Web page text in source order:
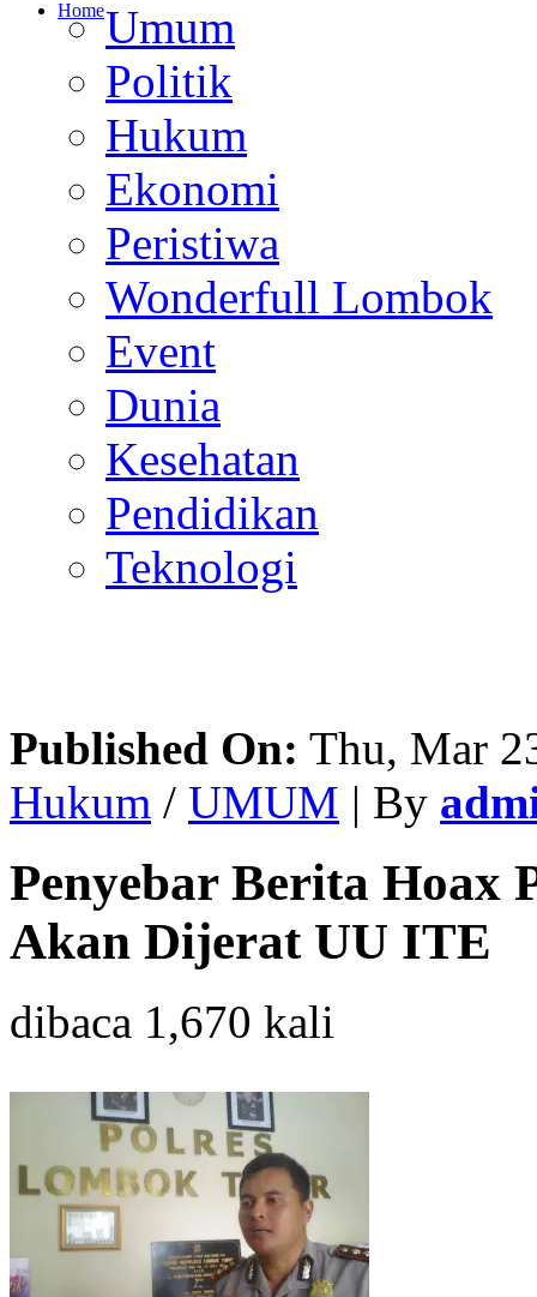
HomeUmum
Politik
Hukum
Ekonomi
Peristiwa
Wonderfull Lombok
Event
Dunia
Kesehatan
Pendidikan
Teknologi
Published On: Thu, Mar
Hukum / UMUM | By
Penyebar Berita Hoax
Akan Dijerat UU ITE
dibaca 1,670 kali